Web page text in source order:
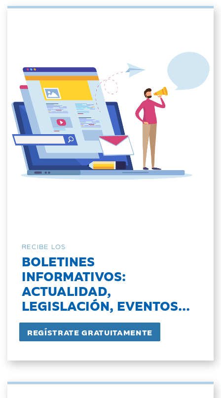
RECIBE LOS
BOLETINES
INFORMATIVOS:
ACTUALIDAD,
LEGISLACIÓN, EVENTOS...